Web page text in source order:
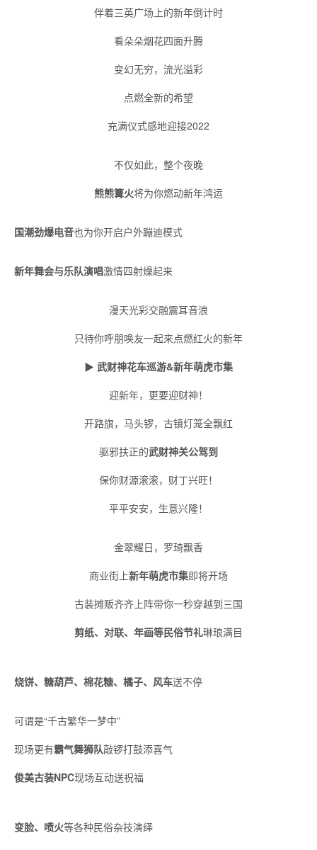
伴着三英广场上的新年倒计时
看朵朵烟花四面升腾
变幻无穷，流光溢彩
点燃全新的希望
充满仪式感地迎接2022
不仅如此，整个夜晚
熊熊篝火将为你燃动新年鸿运
国潮劲爆电音也为你开启户外蹦迪模式
新年舞会与乐队演唱激情四射燥起来
漫天光彩交融震耳音浪
只待你呼朋唤友一起来点燃红火的新年
▶ 武财神花车巡游&新年萌虎市集
迎新年，更要迎财神！
开路旗，马头锣，古镇灯笼全飘红
驱邪扶正的武财神关公驾到
保你财源滚滚，财丁兴旺！
平平安安，生意兴隆！
金翠耀日，罗琦飘香
商业街上新年萌虎市集即将开场
古装摊贩齐齐上阵带你一秒穿越到三国
剪纸、对联、年画等民俗节礼琳琅满目
烧饼、糖葫芦、棉花糖、橘子、风车送不停
可谓是“千古繁华一梦中”
现场更有霸气舞狮队敲锣打鼓添喜气
俊美古装NPC现场互动送祝福
变脸、喷火等各种民俗杂技演绎